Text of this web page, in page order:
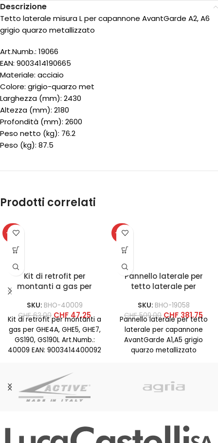
Descrizione
Tetto laterale misura L per capannone AvantGarde A2, A6
grigio quarzo metallizzato
Art.Numb.: 19066
EAN: 9003414190665
Materiale: acciaio
Colore: grigio-quarzo met
Larghezza (mm): 2430
Altezza (mm): 2180
Profondità (mm): 2600
Peso netto (kg): 76.2
Peso (kg): 87.5
Prodotti correlati
-25%
Kit di retrofit per
montanti a gas per
GS190, GS190L
SKU: BHO-40009
CHF63.00 CHF 47.25
Kit di retrofit per montanti a
gas per GHE4A, GHE5, GHE7,
GS190, GS190L Art.Numb.:
40009 EAN: 9003414400092
-25%
Pannello laterale per
tetto laterale per
A1,A5 grigio quarzo
metallizzato
SKU: BHO-19058
CHF509.00 CHF 381.75
Pannello laterale per tetto
laterale per capannone
AvantGarde A1,A5 grigio
quarzo metallizzato
acciaio Colore: grigio-
quarzo